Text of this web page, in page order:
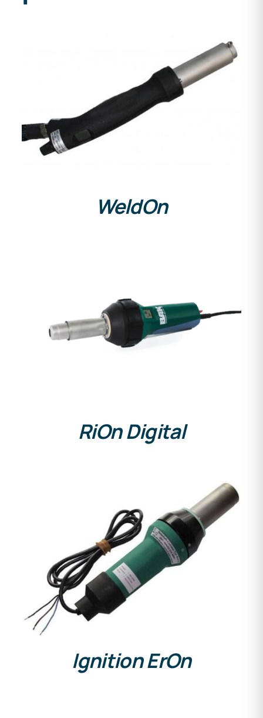
DETAILS
WeldOn
DETAILS
RiOn Digital
DETAILS
Ignition ErOn